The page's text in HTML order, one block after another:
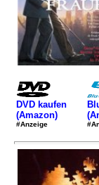
DVD kaufen
(Amazon)
#Anzeige